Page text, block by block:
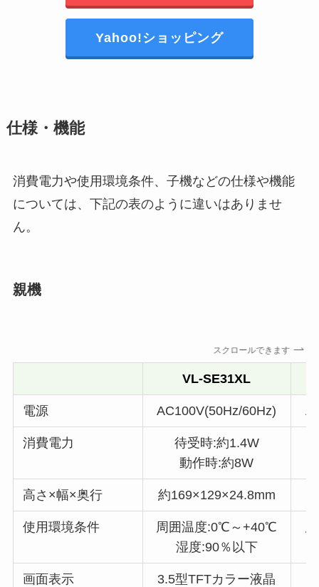
Yahoo!ショッピング
仕様・機能
消費電力や使用環境条件、子機などの仕様や機能
については、下記の表のように違いはありませ
ん。
親機
スクロールできます
VL-SE31XL
電源 AC100V(50Hz/60Hz)
消費電力
待受時:約1.4W
動作時:約8W
高さ×幅×奥行 約169×129×24.8mm
使用環境条件
周囲温度:0℃～+40℃
湿度:90％以下
画面表示 3.5型TFTカラー液晶